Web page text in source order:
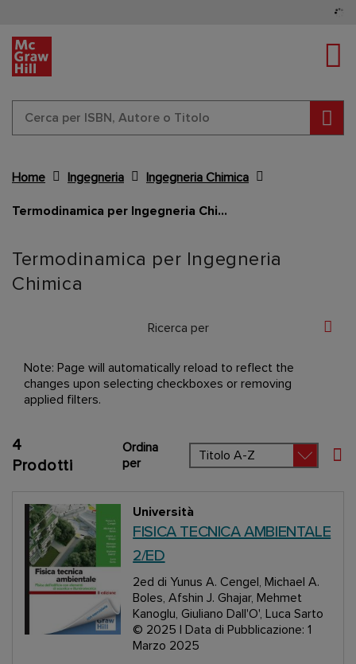
Home Ingegneria Ingegneria Chimica
Termodinamica per Ingegneria Chimica
Content Area
Termodinamica per Ingegneria
Chimica
4
Prodotti
Ordina
per
Università
FISICA TECNICA AMBIENTALE
2/ED
2ed di Yunus A. Cengel, Michael A.
Boles, Afshin J. Ghajar, Mehmet
Kanoglu, Giuliano Dall'O', Luca Sarto
© 2025 | Data di Pubblicazione: 1
Marzo 2025
Ricerca per
Note: Page will automatically reload to reflect the
changes upon selecting checkboxes or removing
applied filters.